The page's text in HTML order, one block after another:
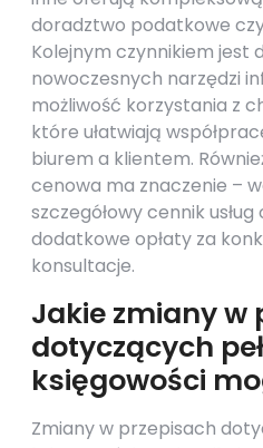
doradztwo podatkowe
Kolejnym czynnikiem jest
nowoczesnych narzędzi
możliwość korzystania z
które ułatwiają
biurem a klientem.
cenowa ma znaczenie –
szczegółowy cennik
dodatkowe opłaty za
konsultacje.
Jakie zmiany w
dotyczących
księgowości
Zmiany w przepisach